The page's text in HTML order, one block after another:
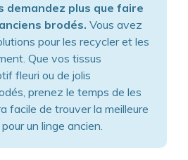
demandez plus que faire
brodés. Vous avez
pour les recycler et les
Que vos tissus
fleuri ou de jolis
prenez le temps de les
facile de trouver la meilleure
un linge ancien.